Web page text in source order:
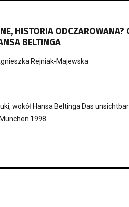
HISTORIA ODCZAROWANA?
BELTINGA
Rejniak-Majewska
wokół Hansa Beltinga Das
1998